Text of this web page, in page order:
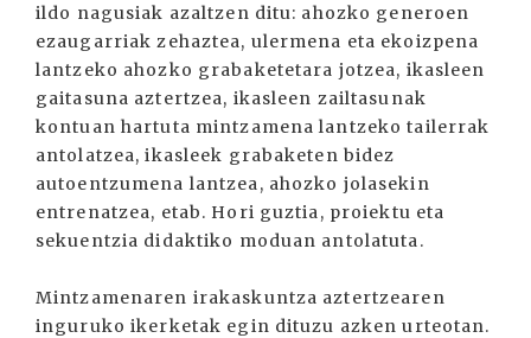
ildo nagusiak azaltzen ditu: ahozko generoen
ezaugarriak zehaztea, ulermena eta ekoizpena
lantzeko ahozko grabaketetara jotzea, ikasleen
gaitasuna aztertzea, ikasleen zailtasunak
kontuan hartuta mintzamena lantzeko tailerrak
antolatzea, ikasleek grabaketen bidez
autoentzumena lantzea, ahozko jolasekin
entrenatzea, etab. Hori guztia, proiektu eta
sekuentzia didaktiko moduan antolatuta.
Mintzamenaren irakaskuntza aztertzearen
inguruko ikerketak egin dituzu azken urteotan.